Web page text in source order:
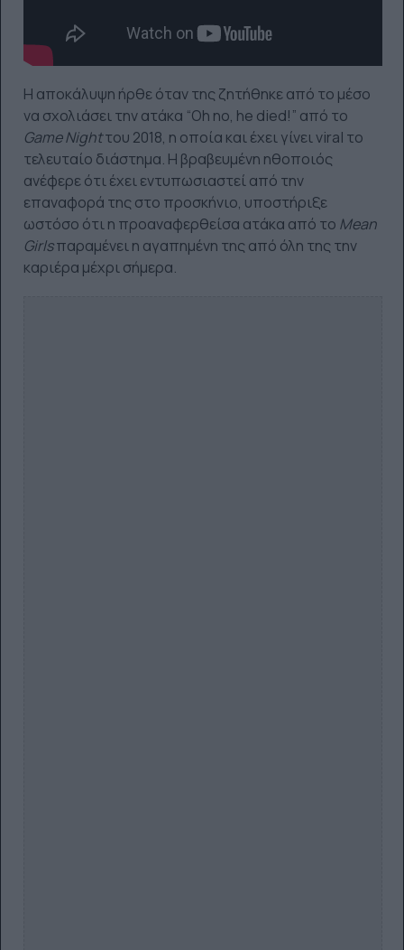
Η αποκάλυψη ήρθε όταν της ζητήθηκε από το μέσο
να σχολιάσει την ατάκα “Oh no, he died!” από το
GameNightτου 2018, η οποία και έχει γίνει viral το
τελευταίο διάστημα. Η βραβευμένη ηθοποιός
ανέφερε ότι έχει εντυπωσιαστεί από την
επαναφορά της στο προσκήνιο, υποστήριξε
ωστόσο ότι η προαναφερθείσα ατάκα από το Mean
Girlsπαραμένει η αγαπημένη της από όλη της την
καριέρα μέχρι σήμερα.